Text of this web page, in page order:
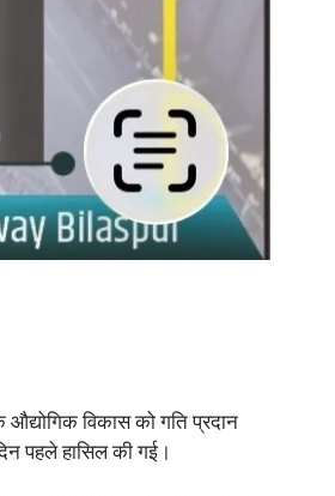
औद्योगिक विकास को गति प्रदान
पहले हासिल की गई।